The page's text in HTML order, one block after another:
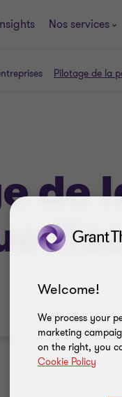
Nos services
Pilotage de la
de
Welcome!
We process your
marketing
on the right, you
Cookie Policy